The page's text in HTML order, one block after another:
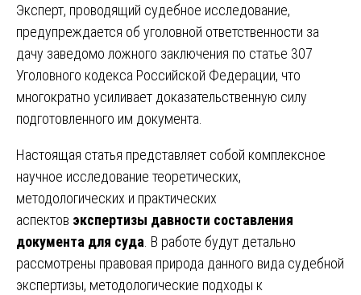
Эксперт, проводящий судебное исследование,
предупреждается об уголовной ответственности за
дачу заведомо ложного заключения по статье 307
Уголовного кодекса Российской Федерации, что
многократно усиливает доказательственную силу
подготовленного им документа.
Настоящая статья представляет собой комплексное
научное исследование теоретических,
методологических и практических
аспектов экспертизы давности составления
документа для суда . В работе будут детально
рассмотрены правовая природа данного вида судебной
экспертизы, методологические подходы к